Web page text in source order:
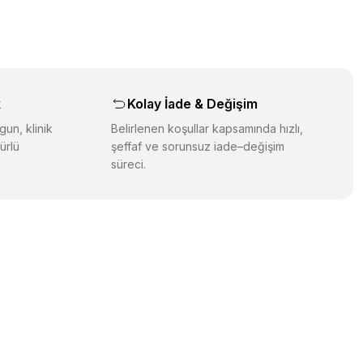
klinik
Kolay İade & Değişim
Belirlenen koşullar kapsamında hızlı,
şeffaf ve sorunsuz iade–değişim
süreci.